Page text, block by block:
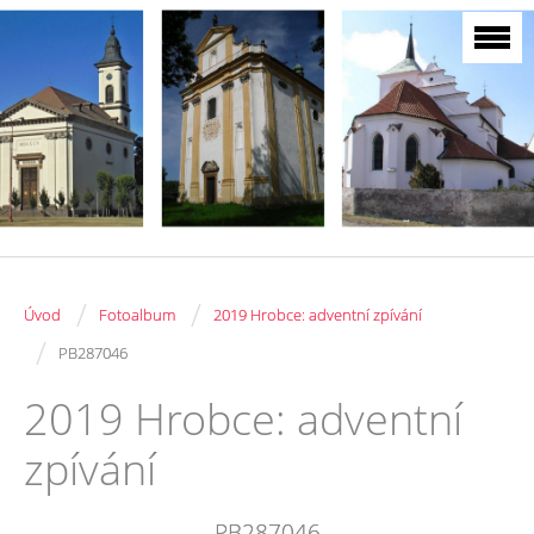
Úvod / Fotoalbum / 2019 Hrobce: adventní zpívání
/ PB287046
2019 Hrobce: adventní
zpívání